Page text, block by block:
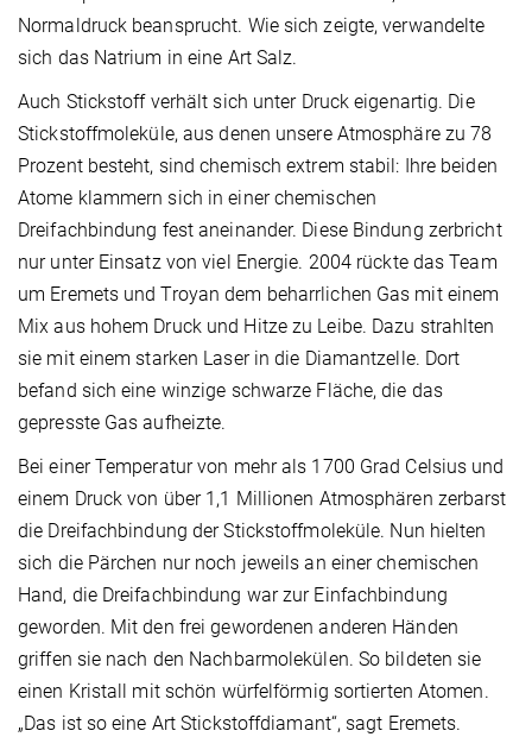
Normaldruck beansprucht. Wie sich zeigte, verwandelte
sich das Natrium in eine Art Salz.
Auch Stickstoff verhält sich unter Druck eigenartig. Die
Stickstoffmoleküle, aus denen unsere Atmosphäre zu 78
Prozent besteht, sind chemisch extrem stabil: Ihre beiden
Atome klammern sich in einer chemischen
Dreifachbindung fest aneinander. Diese Bindung zerbricht
nur unter Einsatz von viel Energie. 2004 rückte das Team
um Eremets und Troyan dem beharrlichen Gas mit einem
Mix aus hohem Druck und Hitze zu Leibe. Dazu strahlten
sie mit einem starken Laser in die Diamantzelle. Dort
befand sich eine winzige schwarze Fläche, die das
gepresste Gas aufheizte.
Bei einer Temperatur von mehr als 1700 Grad Celsius und
einem Druck von über 1,1 Millionen Atmosphären zerbarst
die Dreifachbindung der Stickstoffmoleküle. Nun hielten
sich die Pärchen nur noch jeweils an einer chemischen
Hand, die Dreifachbindung war zur Einfachbindung
geworden. Mit den frei gewordenen anderen Händen
griffen sie nach den Nachbarmolekülen. So bildeten sie
einen Kristall mit schön würfelförmig sortierten Atomen.
„Das ist so eine Art Stickstoffdiamant“, sagt Eremets.